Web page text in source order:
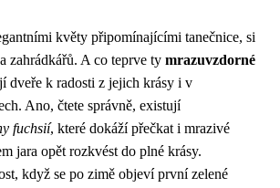
květy připomínajícími tanečnice, si
zahrádkářů. A co teprve ty mrazuvzdorné
dveře k radosti z jejich krásy i v
Ano, čtete správně, existují
fuchsií, které dokáží přečkat i mrazivé
jara opět rozkvést do plné krásy.
když se po zimě objeví první zelené